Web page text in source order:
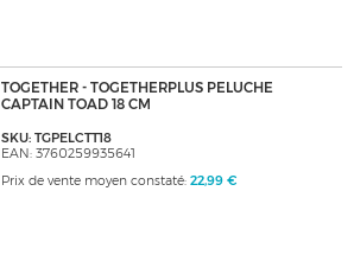
TOGETHER - TOGETHERPLUS PELUCHE
CAPTAIN TOAD 18 CM
SKU: TGPELCTT18
EAN: 3760259935641
Prix de vente moyen constaté: 22,99 €